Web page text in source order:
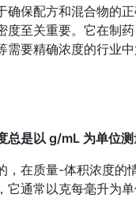
确保配方和混合物的
度至关重要。它在制
需要精确浓度的行业
总是以 g/mL 为单位测
，在质量-体积浓度的
它通常以克每毫升为